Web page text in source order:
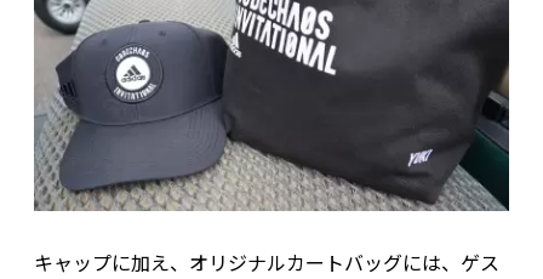
キャップに加え、オリジナルカートバッグには、ゲス